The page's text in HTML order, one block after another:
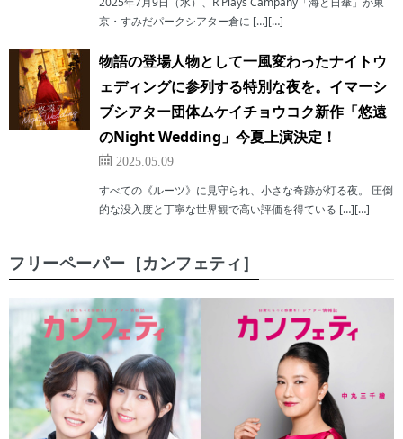
京・すみだパークシアター倉に […][…]
物語の登場人物として一風変わったナイトウ
ェディングに参列する特別な夜を。イマーシ
ブシアター団体ムケイチョウコク新作「悠遠
のNight Wedding」今夏上演決定！
2025.05.09
すべての《ルーツ》に見守られ、小さな奇跡が灯る夜。 圧倒
的な没入度と丁寧な世界観で高い評価を得ている […][…]
フリーペーパー［カンフェティ］